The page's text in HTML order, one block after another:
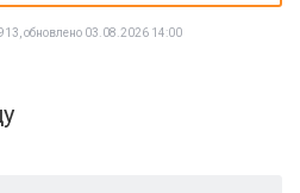
обновлено 03.08.2026 14:00